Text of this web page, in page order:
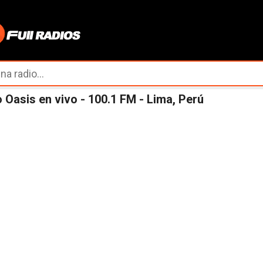
Oasis en vivo - 100.1 FM - Lima, Perú